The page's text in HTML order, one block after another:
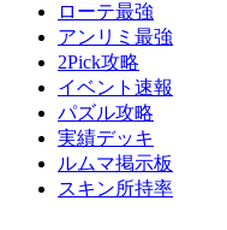
ローテ最強
アンリミ最強
2Pick攻略
イベント速報
パズル攻略
実績デッキ
ルムマ掲示板
スキン所持率